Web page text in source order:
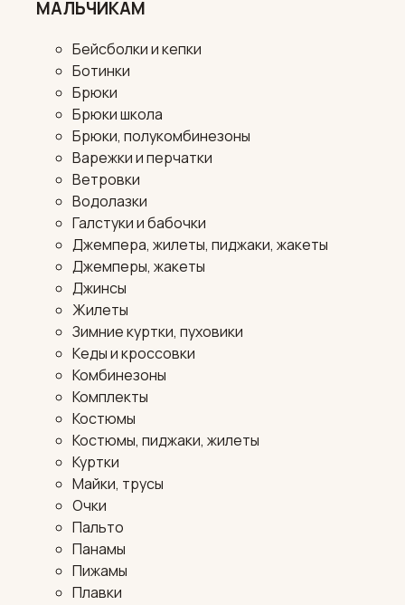
МАЛЬЧИКАМ
Бейсболки и кепки
Ботинки
Брюки
Брюки школа
Брюки, полукомбинезоны
Варежки и перчатки
Ветровки
Водолазки
Галстуки и бабочки
Джемпера, жилеты, пиджаки, жакеты
Джемперы, жакеты
Джинсы
Жилеты
Зимние куртки, пуховики
Кеды и кроссовки
Комбинезоны
Комплекты
Костюмы
Костюмы, пиджаки, жилеты
Куртки
Майки, трусы
Очки
Пальто
Панамы
Пижамы
Плавки